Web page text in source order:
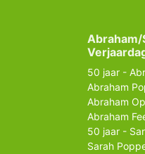
Abraham/
50 jaar -
Abraham
Abraham
Abraham
50 jaar -
Sarah